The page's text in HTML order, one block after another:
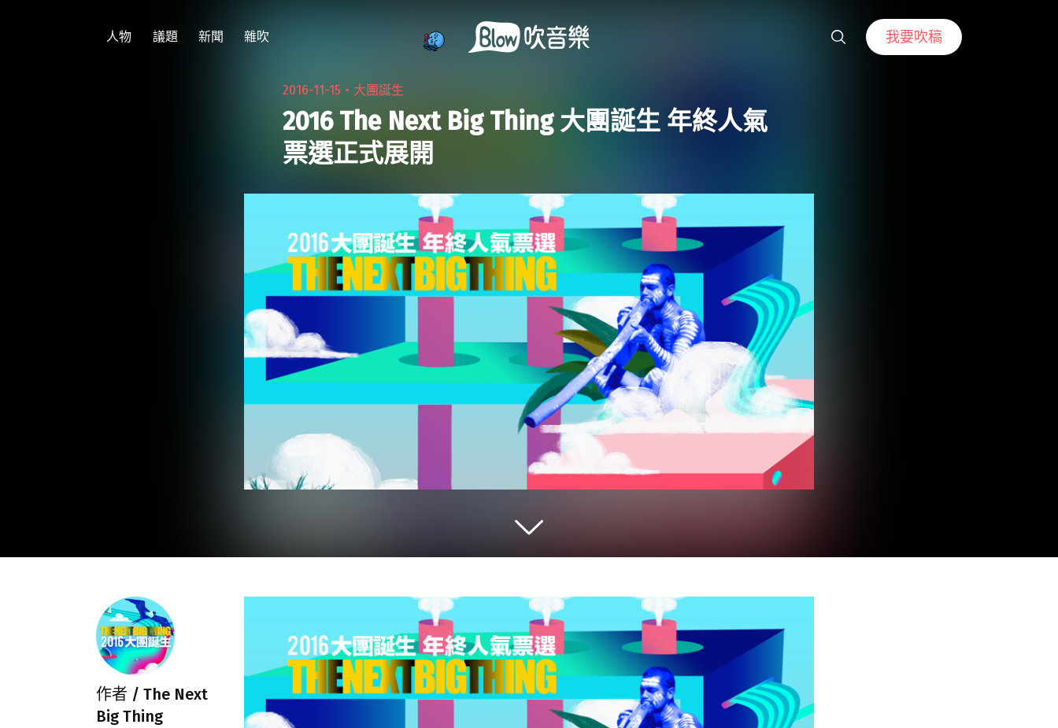
人物 議題 新聞 雜吹 我要吹稿
2016-11-15・ 大團誕生
2016 The Next Big Thing 大團誕生 年終人氣
票選正式展開
作者 / The Next
Big Thing